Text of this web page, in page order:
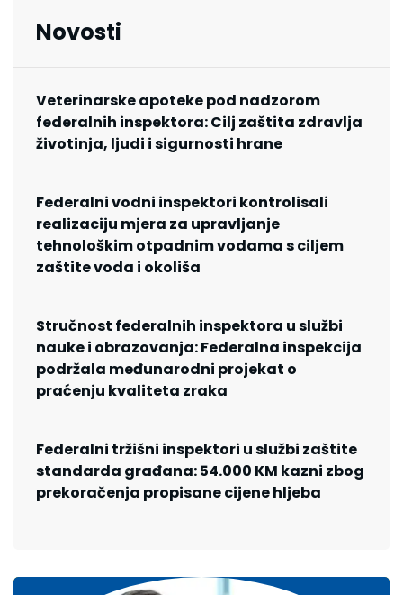
Novosti
Veterinarske apoteke pod nadzorom
federalnih inspektora: Cilj zaštita zdravlja
životinja, ljudi i sigurnosti hrane
Federalni vodni inspektori kontrolisali
realizaciju mjera za upravljanje
tehnološkim otpadnim vodama s ciljem
zaštite voda i okoliša
Stručnost federalnih inspektora u službi
nauke i obrazovanja: Federalna inspekcija
podržala međunarodni projekat o
praćenju kvaliteta zraka
Federalni tržišni inspektori u službi zaštite
standarda građana: 54.000 KM kazni zbog
prekoračenja propisane cijene hljeba